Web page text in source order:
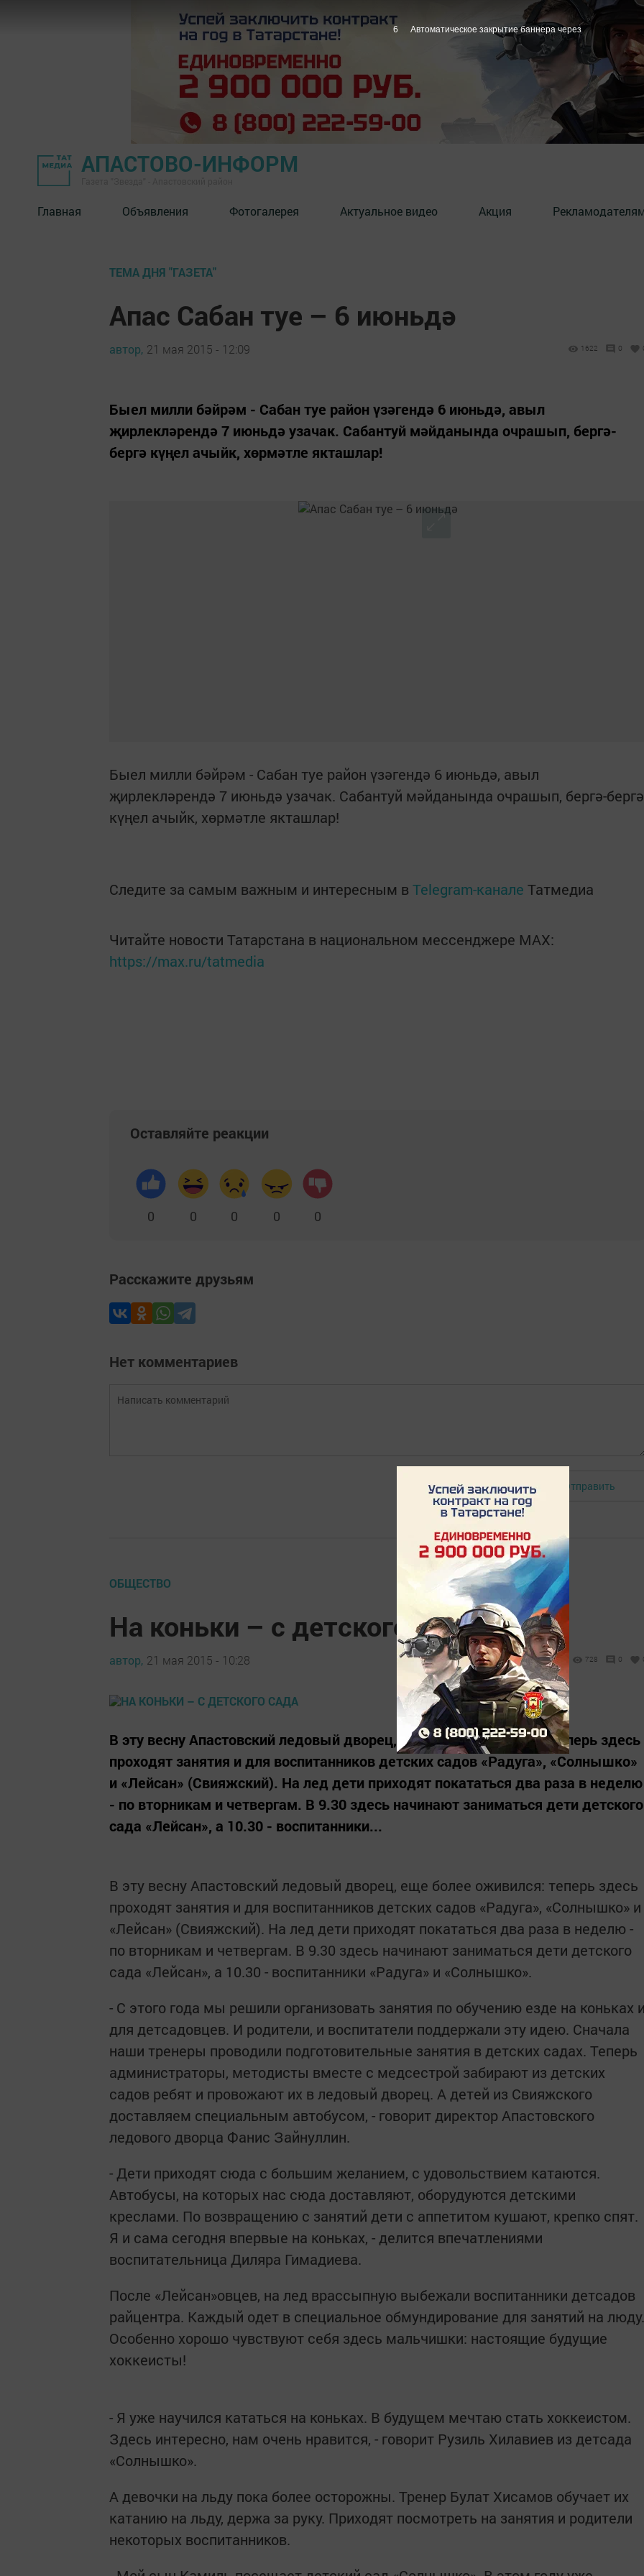
АПАСТОВО-ИНФОРМ
Главная Объявления Фотогалерея Актуальное видео Акция
ТЕМА ДНЯ "ГАЗЕТА"
Апас Сабан туе – 6 июньдә
автор, 21 мая 2015 - 12:09 1622 0
Быел милли бәйрәм - Сабан туе район үзәгендә 6 июньдә, авыл
җирлекләрендә 7 июньдә узачак. Сабантуй мәйданында очрашып, бергә-
бергә күңел ачыйк, хөрмәтле якташлар!
Быел милли бәйрәм - Сабан туе район үзәгендә 6 июньдә, авыл
җирлекләрендә 7 июньдә узачак. Сабантуй мәйданында очрашып, бергә-бергә
күңел ачыйк, хөрмәтле якташлар!
Следите за самым важным и интересным в Telegram-канале Татмедиа
Читайте новости Татарстана в национальном мессенджере MАХ:
https://max.ru/tatmedia
Оставляйте реакции
0 0 0 0 0
Расскажите друзьям
Нет комментариев
Авторизоваться Отправить
ОБЩЕСТВО
На коньки – с детского сада
автор, 21 мая 2015 - 10:28 728 0
В эту весну Апастовский ледовый дворец, еще более оживился: теперь здесь
проходят занятия и для воспитанников детских садов «Радуга», «Солнышко»
и «Лейсан» (Свияжский). На лед дети приходят покататься два раза в неделю
- по вторникам и четвергам. В 9.30 здесь начинают заниматься дети детского
сада «Лейсан», а 10.30 - воспитанники...
В эту весну Апастовский ледовый дворец, еще более оживился: теперь здесь
проходят занятия и для воспитанников детских садов «Радуга», «Солнышко» и
«Лейсан» (Свияжский). На лед дети приходят покататься два раза в неделю -
по вторникам и четвергам. В 9.30 здесь начинают заниматься дети детского
сада «Лейсан», а 10.30 - воспитанники «Радуга» и «Солнышко».
- С этого года мы решили организовать занятия по обучению езде на коньках
для детсадовцев. И родители, и воспитатели поддержали эту идею. Сначала
наши тренеры проводили подготовительные занятия в детских садах. Теперь
администраторы, методисты вместе с медсестрой забирают из детских
садов ребят и провожают их в ледовый дворец. А детей из Свияжского
доставляем специальным автобусом, - говорит директор Апастовского
ледового дворца Фанис Зайнуллин.
- Дети приходят сюда с большим желанием, с удовольствием катаются.
Автобусы, на которых нас сюда доставляют, оборудуются детскими
креслами. По возвращению с занятий дети с аппетитом кушают, крепко спят.
Я и сама сегодня впервые на коньках, - делится впечатлениями
воспитательница Диляра Гимадиева.
После «Лейсан»овцев, на лед врассыпную выбежали воспитанники детсадов
райцентра. Каждый одет в специальное обмундирование для занятий на люду.
Особенно хорошо чувствуют себя здесь мальчишки: настоящие будущие
хоккеисты!
- Я уже научился кататься на коньках. В будущем мечтаю стать хоккеистом.
Здесь интересно, нам очень нравится, - говорит Рузиль Хилавиев из детсада
«Солнышко».
А девочки на льду пока более осторожны. Тренер Булат Хисамов обучает их
катанию на льду, держа за руку. Приходят посмотреть на занятия и родители
некоторых воспитанников.
5 Автоматическое закрытие баннера через